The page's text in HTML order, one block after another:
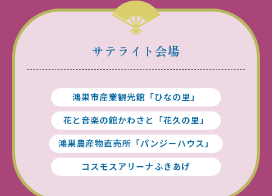
サテライト会場
鴻巣市産業観光館「ひなの里」
花と音楽の館かわさと「花久の里」
鴻巣農産物直売所 「パンジーハウス」
コスモスアリーナふきあげ